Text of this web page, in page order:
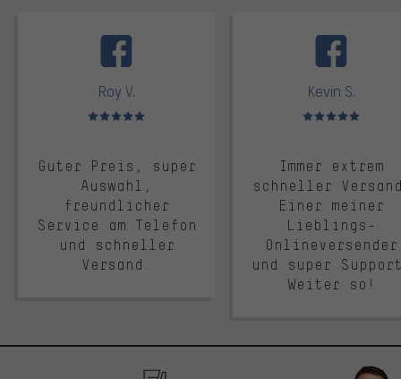
Roy V.
Bewertungen: 5 von 5
Guter Preis, super
Auswahl,
freundlicher
Service am Telefon
und schneller
Versand.
Kevin S.
Bewertungen: 5 von 5
Immer extrem
schneller
Einer meiner
Lieblings-
Onlineversender
und super
Weiter so!